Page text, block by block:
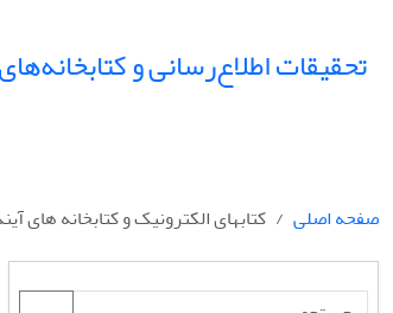
تحقیقات اطلاع‌رسانی و
صفحه اصلی کتابهای الکترونیک و کتابخانه های